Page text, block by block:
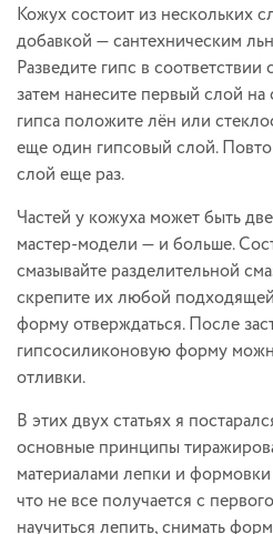
Кожух состоит из нескольких
добавкой — сантехническим
Разведите гипс в
затем нанесите первый слой
гипса положите лён или
еще один гипсовый слой.
слой еще раз.
Частей у кожуха может быть
мастер-модели — и больше.
смазывайте разделительной
скрепите их любой
форму отверждаться. После
гипсосиликоновую форму
отливки.
В этих двух статьях я
основные принципы
материалами лепки и
что не все получается с
научиться лепить, снимать